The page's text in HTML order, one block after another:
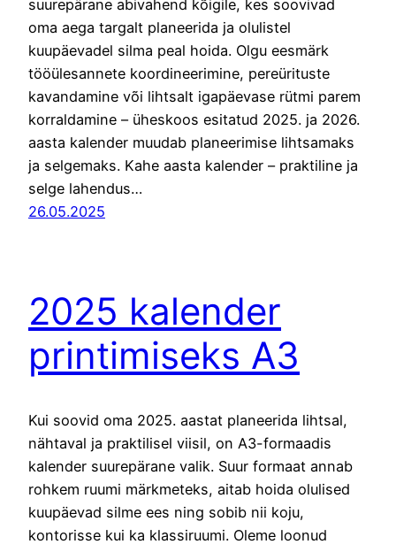
suurepärane abivahend kõigile, kes soovivad
oma aega targalt planeerida ja olulistel
kuupäevadel silma peal hoida. Olgu eesmärk
tööülesannete koordineerimine, pereürituste
kavandamine või lihtsalt igapäevase rütmi parem
korraldamine – üheskoos esitatud 2025. ja 2026.
aasta kalender muudab planeerimise lihtsamaks
ja selgemaks. Kahe aasta kalender – praktiline ja
selge lahendus…
26.05.2025
2025 kalender
printimiseks A3
Kui soovid oma 2025. aastat planeerida lihtsal,
nähtaval ja praktilisel viisil, on A3-formaadis
kalender suurepärane valik. Suur formaat annab
rohkem ruumi märkmeteks, aitab hoida olulised
kuupäevad silme ees ning sobib nii koju,
kontorisse kui ka klassiruumi. Oleme loonud